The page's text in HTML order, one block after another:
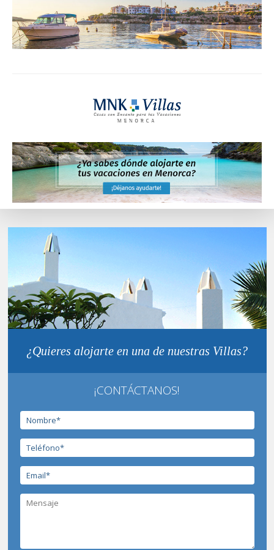
¿Quieres alojarte en una de nuestras Villas?
¡CONTÁCTANOS!